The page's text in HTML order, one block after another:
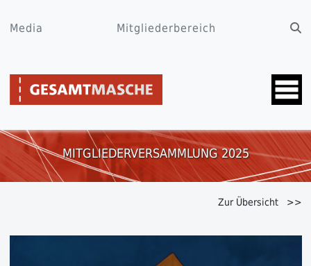
Media Mitgliederbereich
MITGLIEDERVERSAMMLUNG 2025
Zur Übersicht >>